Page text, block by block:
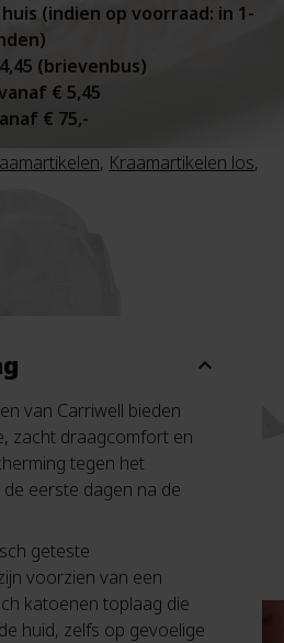
(indien op voorraad: in 1-
(brievenbus)
€ 5,45
€ 75,-
, Kraamartikelen los,
expand_more
van Carriwell bieden
zacht draagcomfort en
tegen het
eerste dagen na de
geteste
voorzien van een
katoenen toplaag die
huid, zelfs op gevoelige